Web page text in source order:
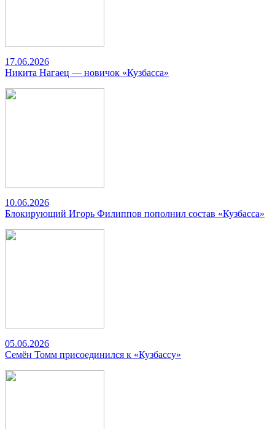
17.06.2026
Никита Нагаец — новичок «Кузбасса»
10.06.2026
Блокирующий Игорь Филиппов пополнил состав «Кузбасса»
05.06.2026
Семён Томм присоединился к «Кузбассу»